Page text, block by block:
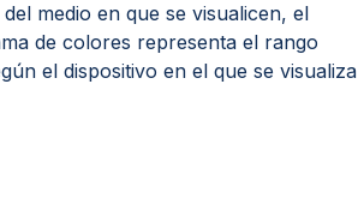
medio en que se visualicen, el
de colores representa el rango
el dispositivo en el que se visualiza